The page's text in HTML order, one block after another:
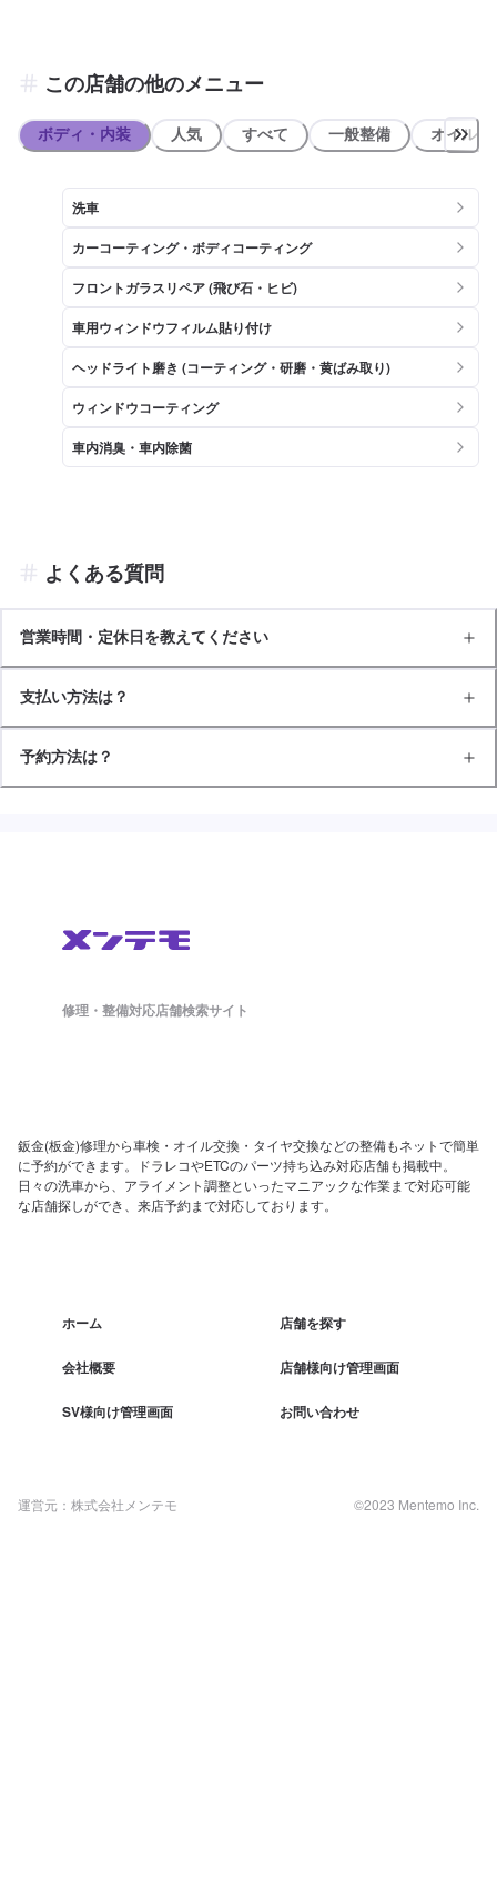
ヤルホストのすぐそばにあります。
この店舗の他のメニュー
ボディ・内装 人気 すべて 一般整備 オイル類
洗車
カーコーティング・ボディコーティング
フロントガラスリペア (飛び石・ヒビ)
車用ウィンドウフィルム貼り付け
ヘッドライト磨き (コーティング・研磨・黄ばみ取り)
ウィンドウコーティング
車内消臭・車内除菌
よくある質問
営業時間・定休日を教えてください
支払い方法は？
予約方法は？
修理・整備対応店舗検索サイト
鈑金(板金)修理から車検・オイル交換・タイヤ交換などの整備もネットで簡単
に予約ができます。ドラレコやETCのパーツ持ち込み対応店舗も掲載中。
日々の洗車から、アライメント調整といったマニアックな作業まで対応可能
な店舗探しができ、来店予約まで対応しております。
ホーム 店舗を探す
会社概要 店舗様向け管理画面
SV様向け管理画面 お問い合わせ
運営元：株式会社メンテモ ©2023 Mentemo Inc.